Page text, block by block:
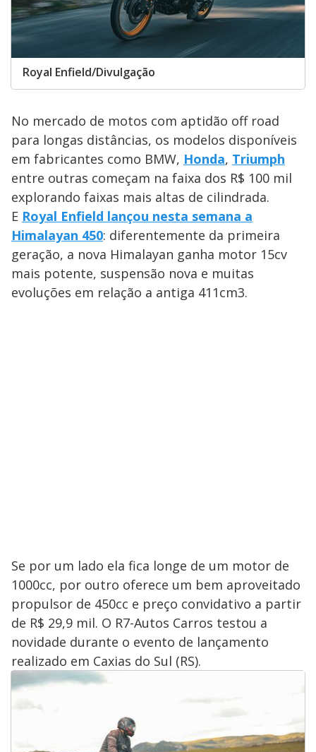
Royal Enfield/Divulgação
No mercado de motos com aptidão off road
para longas distâncias, os modelos disponíveis
em fabricantes como BMW, Honda, Triumph
entre outras começam na faixa dos R$ 100 mil
explorando faixas mais altas de cilindrada.
E Royal Enfield lançou nesta semana a
Himalayan 450: diferentemente da primeira
geração, a nova Himalayan ganha motor 15cv
mais potente, suspensão nova e muitas
evoluções em relação a antiga 411cm3.
Se por um lado ela fica longe de um motor de
1000cc, por outro oferece um bem aproveitado
propulsor de 450cc e preço convidativo a partir
de R$ 29,9 mil. O R7-Autos Carros testou a
novidade durante o evento de lançamento
realizado em Caxias do Sul (RS).